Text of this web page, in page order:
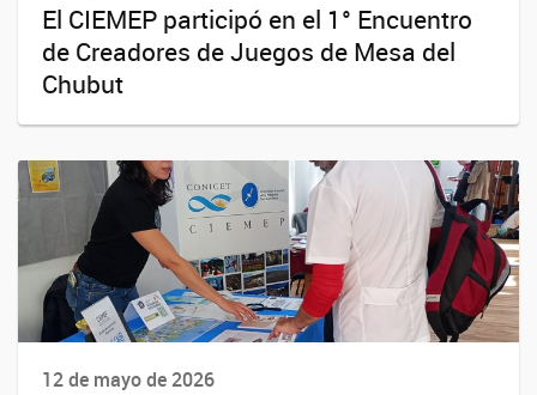
El CIEMEP participó en el 1° Encuentro
de Creadores de Juegos de Mesa del
Chubut
12 de mayo de 2026